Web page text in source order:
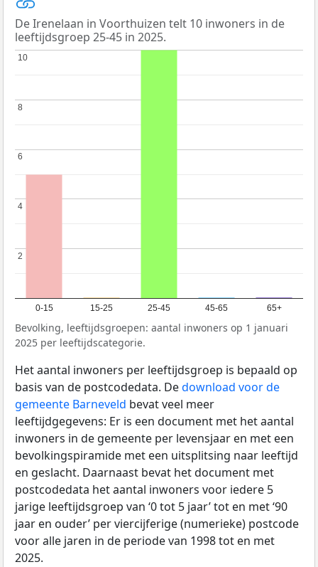
De Irenelaan in Voorthuizen telt 10 inwoners in de
leeftijdsgroep 25-45 in 2025.
0-15 15-25 25-45 45-65 65+
2
2
4
4
6
6
8
8
10
10
Bevolking, leeftijdsgroepen: aantal inwoners op 1 januari
2025 per leeftijdscategorie.
Het aantal inwoners per leeftijdsgroep is bepaald op
basis van de postcodedata. Dedownload voor de
gemeente Barneveld bevat veel meer
leeftijdgegevens: Er is een document met het aantal
inwoners in de gemeente per levensjaar en met een
bevolkingspiramide met een uitsplitsing naar leeftijd
en geslacht. Daarnaast bevat het document met
postcodedata het aantal inwoners voor iedere 5
jarige leeftijdsgroep van ‘0 tot 5 jaar’ tot en met ‘90
jaar en ouder’ per viercijferige (numerieke) postcode
voor alle jaren in de periode van 1998 tot en met
2025.